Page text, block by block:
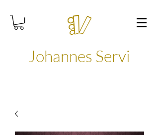
Johannes Servi